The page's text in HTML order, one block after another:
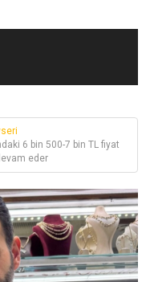
6 bin 500-7 bin TL fiyat
eder